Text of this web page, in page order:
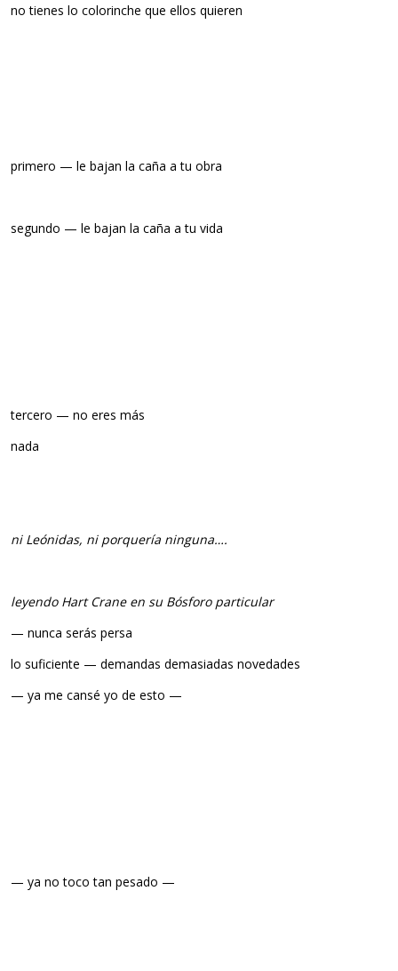
no tienes lo colorinche que ellos quieren
primero — le bajan la caña a tu obra
segundo — le bajan la caña a tu vida
tercero — no eres más
nada
ni Leónidas, ni porquería ninguna….
leyendo Hart Crane en su Bósforo particular
— nunca serás persa
lo suficiente — demandas demasiadas novedades
— ya me cansé yo de esto —
— ya no toco tan pesado —